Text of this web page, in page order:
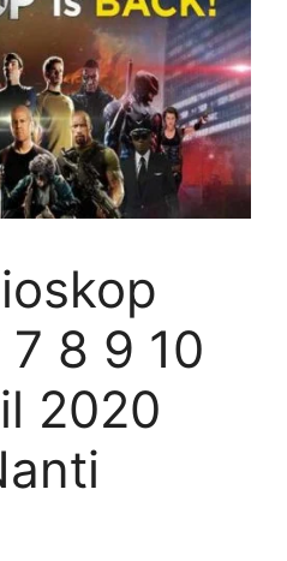
8 9 10
2020